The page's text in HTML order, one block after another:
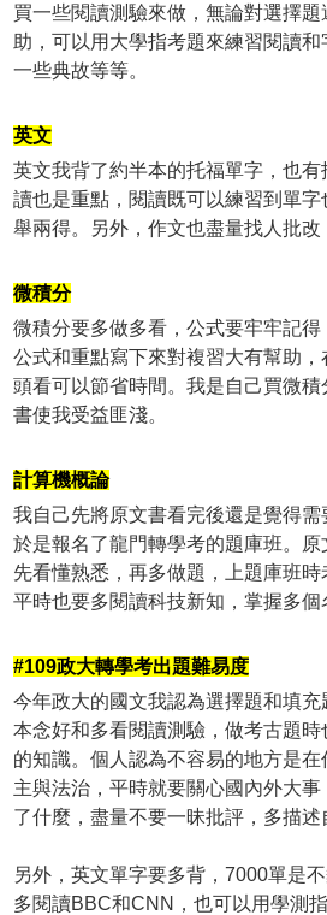
買一些閱讀測驗來做，無論對選擇
助，可以用大學指考題來練習閱讀
一些典故等等。
英文
英文我背了約半本的托福單字，也
讀也是重點，閱讀既可以練習到單
舉兩得。另外，作文也盡量找人批改
微積分
微積分要多做多看，公式要牢牢記得
公式和重點寫下來對複習大有幫助
頭看可以節省時間。我是自己買微
書使我受益匪淺。
計算機概論
我自己先將原文書看完後還是覺得
於是報名了龍門轉學考的題庫班。原
先看懂熟悉，再多做題，上題庫班時
平時也要多閱讀科技新知，掌握多個
#109政大轉學考出題難易度
今年政大的國文我認為選擇題和填
本念好和多看閱讀測驗，做考古題
的知識。個人認為不容易的地方是
主與法治，平時就要關心國內外大
了什麼，盡量不要一昧批評，多描述
另外，英文單字要多背，7000單是
多閱讀BBC和CNN，也可以用學測